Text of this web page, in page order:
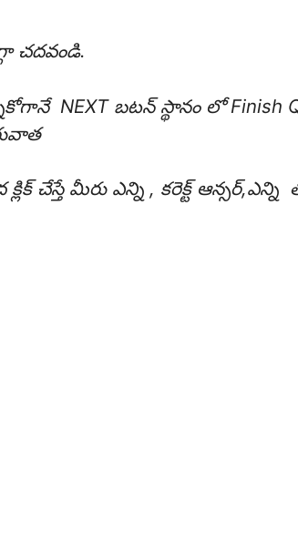
చదవండి.
NEXT బటన్ స్థానం లో Finish
చేస్తే మీరు ఎన్ని , కరెక్ట్ ఆన్సర్,ఎన్ని